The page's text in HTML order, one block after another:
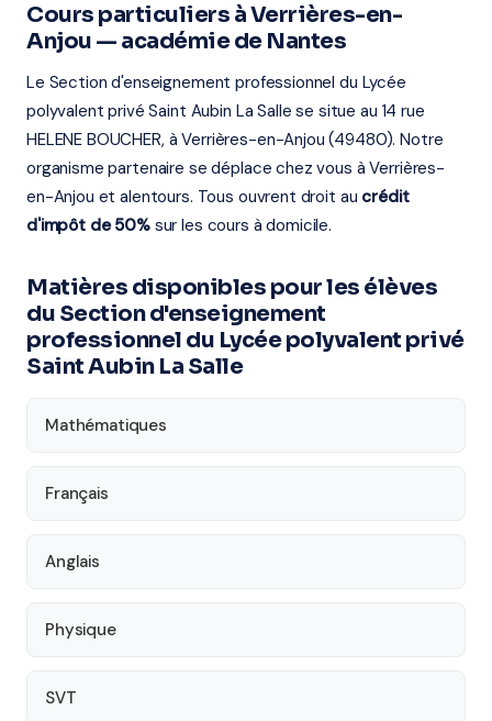
Cours particuliers à Verrières-en-
Anjou — académie de Nantes
Le Section d'enseignement professionnel du Lycée
polyvalent privé Saint Aubin La Salle se situe au 14 rue
HELENE BOUCHER, à Verrières-en-Anjou (49480). Notre
organisme partenaire se déplace chez vous à Verrières-
en-Anjou et alentours. Tous ouvrent droit au crédit
d'impôt de 50%sur les cours à domicile.
Matières disponibles pour les élèves
du Section d'enseignement
professionnel du Lycée polyvalent privé
Saint Aubin La Salle
Mathématiques
Français
Anglais
Physique
SVT